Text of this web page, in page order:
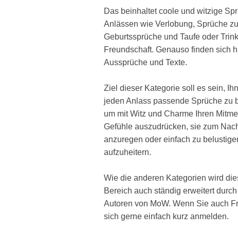
Das beinhaltet coole und witzige
Anlässen wie Verlobung, Sprüche
Geburtssprüche und Taufe oder
Freundschaft. Genauso finden sich
Aussprüche und Texte.
Ziel dieser Kategorie soll es sein,
jeden Anlass passende Sprüche zu
um mit Witz und Charme Ihren
Gefühle auszudrücken, sie zum
anzuregen oder einfach zu
aufzuheitern.
Wie die anderen Kategorien wird
Bereich auch ständig erweitert
Autoren von MoW. Wenn Sie auch
sich gerne einfach kurz anmelden.